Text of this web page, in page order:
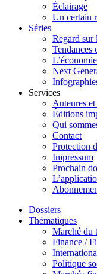
Éclairage
Un certain
Séries
Regard sur
Tendances
Next
Services
Auteures et
Éditions
Qui
Contact
Protection
Impressum
Prochain
Dossiers
Thématiques
Marché du
Finance /
Politique